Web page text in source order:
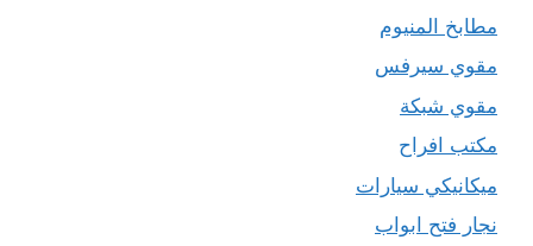
مطابخ المنيوم
مقوي سيرفس
مقوي شبكة
مكتب افراح
ميكانيكي سيارات
نجار فتح ابواب